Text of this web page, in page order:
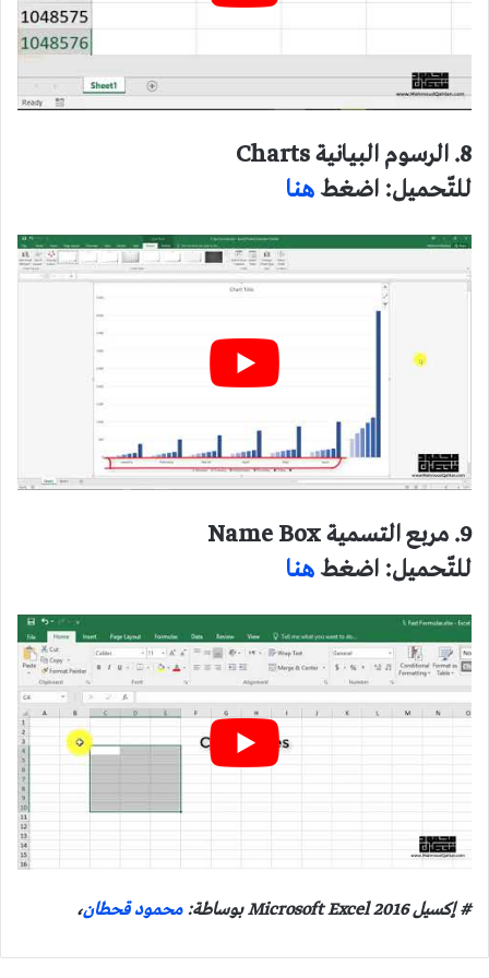
8. الرسوم البيانية Charts
للتّحميل: اضغطهنا
9. مربع التسمية Name Box
للتّحميل: اضغطهنا
# إكسيل 2016 Microsoft Excel بوساطة: محمود قحطان،